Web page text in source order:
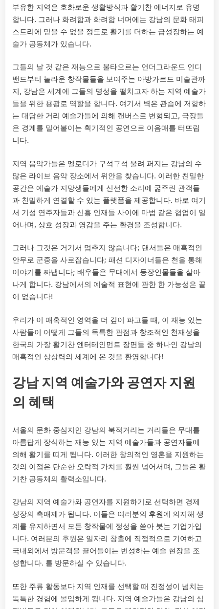
부유한 지역은 호화로운 생활방식과 활기찬 에너지로 유명
합니다. 그러나 화려함과 화려함 너머에는 강남의 문화 태피
스트리에 믿을 수 없을 정도로 활기를 더하는 급성장하는 예
술가 공동체가 있습니다.
그들의 날 것 같은 재능으로 불타오르는 언더그라운드 인디
밴드부터 놀라운 창작물들을 보여주는 아방가르드 미술관까
지, 강남은 세계에 그들의 명성을 떨치고자 하는 지역 예술가
들을 위한 용광로 역할을 합니다. 여기서 벽은 관습에 저항하
는 대담한 거리 예술가들에 의해 캔버스로 변형되고, 극장들
은 경계를 밀어붙이는 획기적인 공연으로 이음매를 터뜨립
니다.
지역 음악가들은 멜로디가 구석구석 울려 퍼지는 강남의 수
많은 라이브 음악 장소에서 위안을 찾습니다. 이러한 친밀한
공간은 예술가 지망생들에게 신선한 소리에 굶주린 관객들
과 친밀하게 연결할 수 있는 플랫폼을 제공합니다. 바로 여기
서 기성 연주자들과 신흥 인재들 사이에 마법 같은 협업이 일
어나며, 상호 성장과 영감을 주는 환경을 조성합니다.
그러나 그것은 거기서 멈추지 않습니다; 댄서들은 매혹적인
안무로 군중을 사로잡습니다; 패션 디자이너들은 천을 통해
이야기를 짜냅니다; 배우들은 무대에서 등장인물들을 살아
나게 합니다. 강남에서의 예술적 표현에 관한 한 가능성은 끝
이 없습니다!
우리가 이 매혹적인 영역을 더 깊이 파고들 때, 이 재능 있는
사람들이 어떻게 그들의 독특한 관점과 창조적인 천재성을
한국의 가장 활기찬 엔터테인먼트 장면들 중 하나인 강남의
매혹적인 상상력의 세계에 온 것을 환영합니다!
강남 지역 예술가와 공연자 지원
의 혜택
서울의 문화 중심지인 강남의 북적거리는 거리들은 무대를
아름답게 장식하는 재능 있는 지역 예술가들과 공연자들에
의해 활기를 띠게 됩니다. 이러한 창의적인 영혼을 지원하는
것의 이점은 단순한 오락적 가치를 훨씬 넘어서며, 그들은 활
기찬 공동체의 활력소입니다.
강남의 지역 예술가와 공연자를 지원하기로 선택하면 경제
성장의 촉매제가 됩니다. 이들은 여러분의 후원에 의지해 생
계를 유지하면서 모든 창작물에 정성을 쏟아 붓는 기업가입
니다. 여러분의 후원은 일자리 창출에 직접적으로 기여하고
국내외에서 방문객을 끌어들이는 번성하는 예술 현장을 조
성합니다. 를 방문하실 수 있습니다.
또한 주류 활동보다 지역 인재를 선택할 때 진정성이 넘치는
독특한 경험에 몰입하게 됩니다. 지역 예술가들은 강남의 심